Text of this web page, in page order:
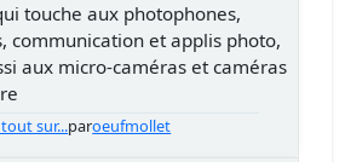
touche aux photophones,
communication et applis photo,
aux micro-caméras et caméras
sur...paroeufmollet